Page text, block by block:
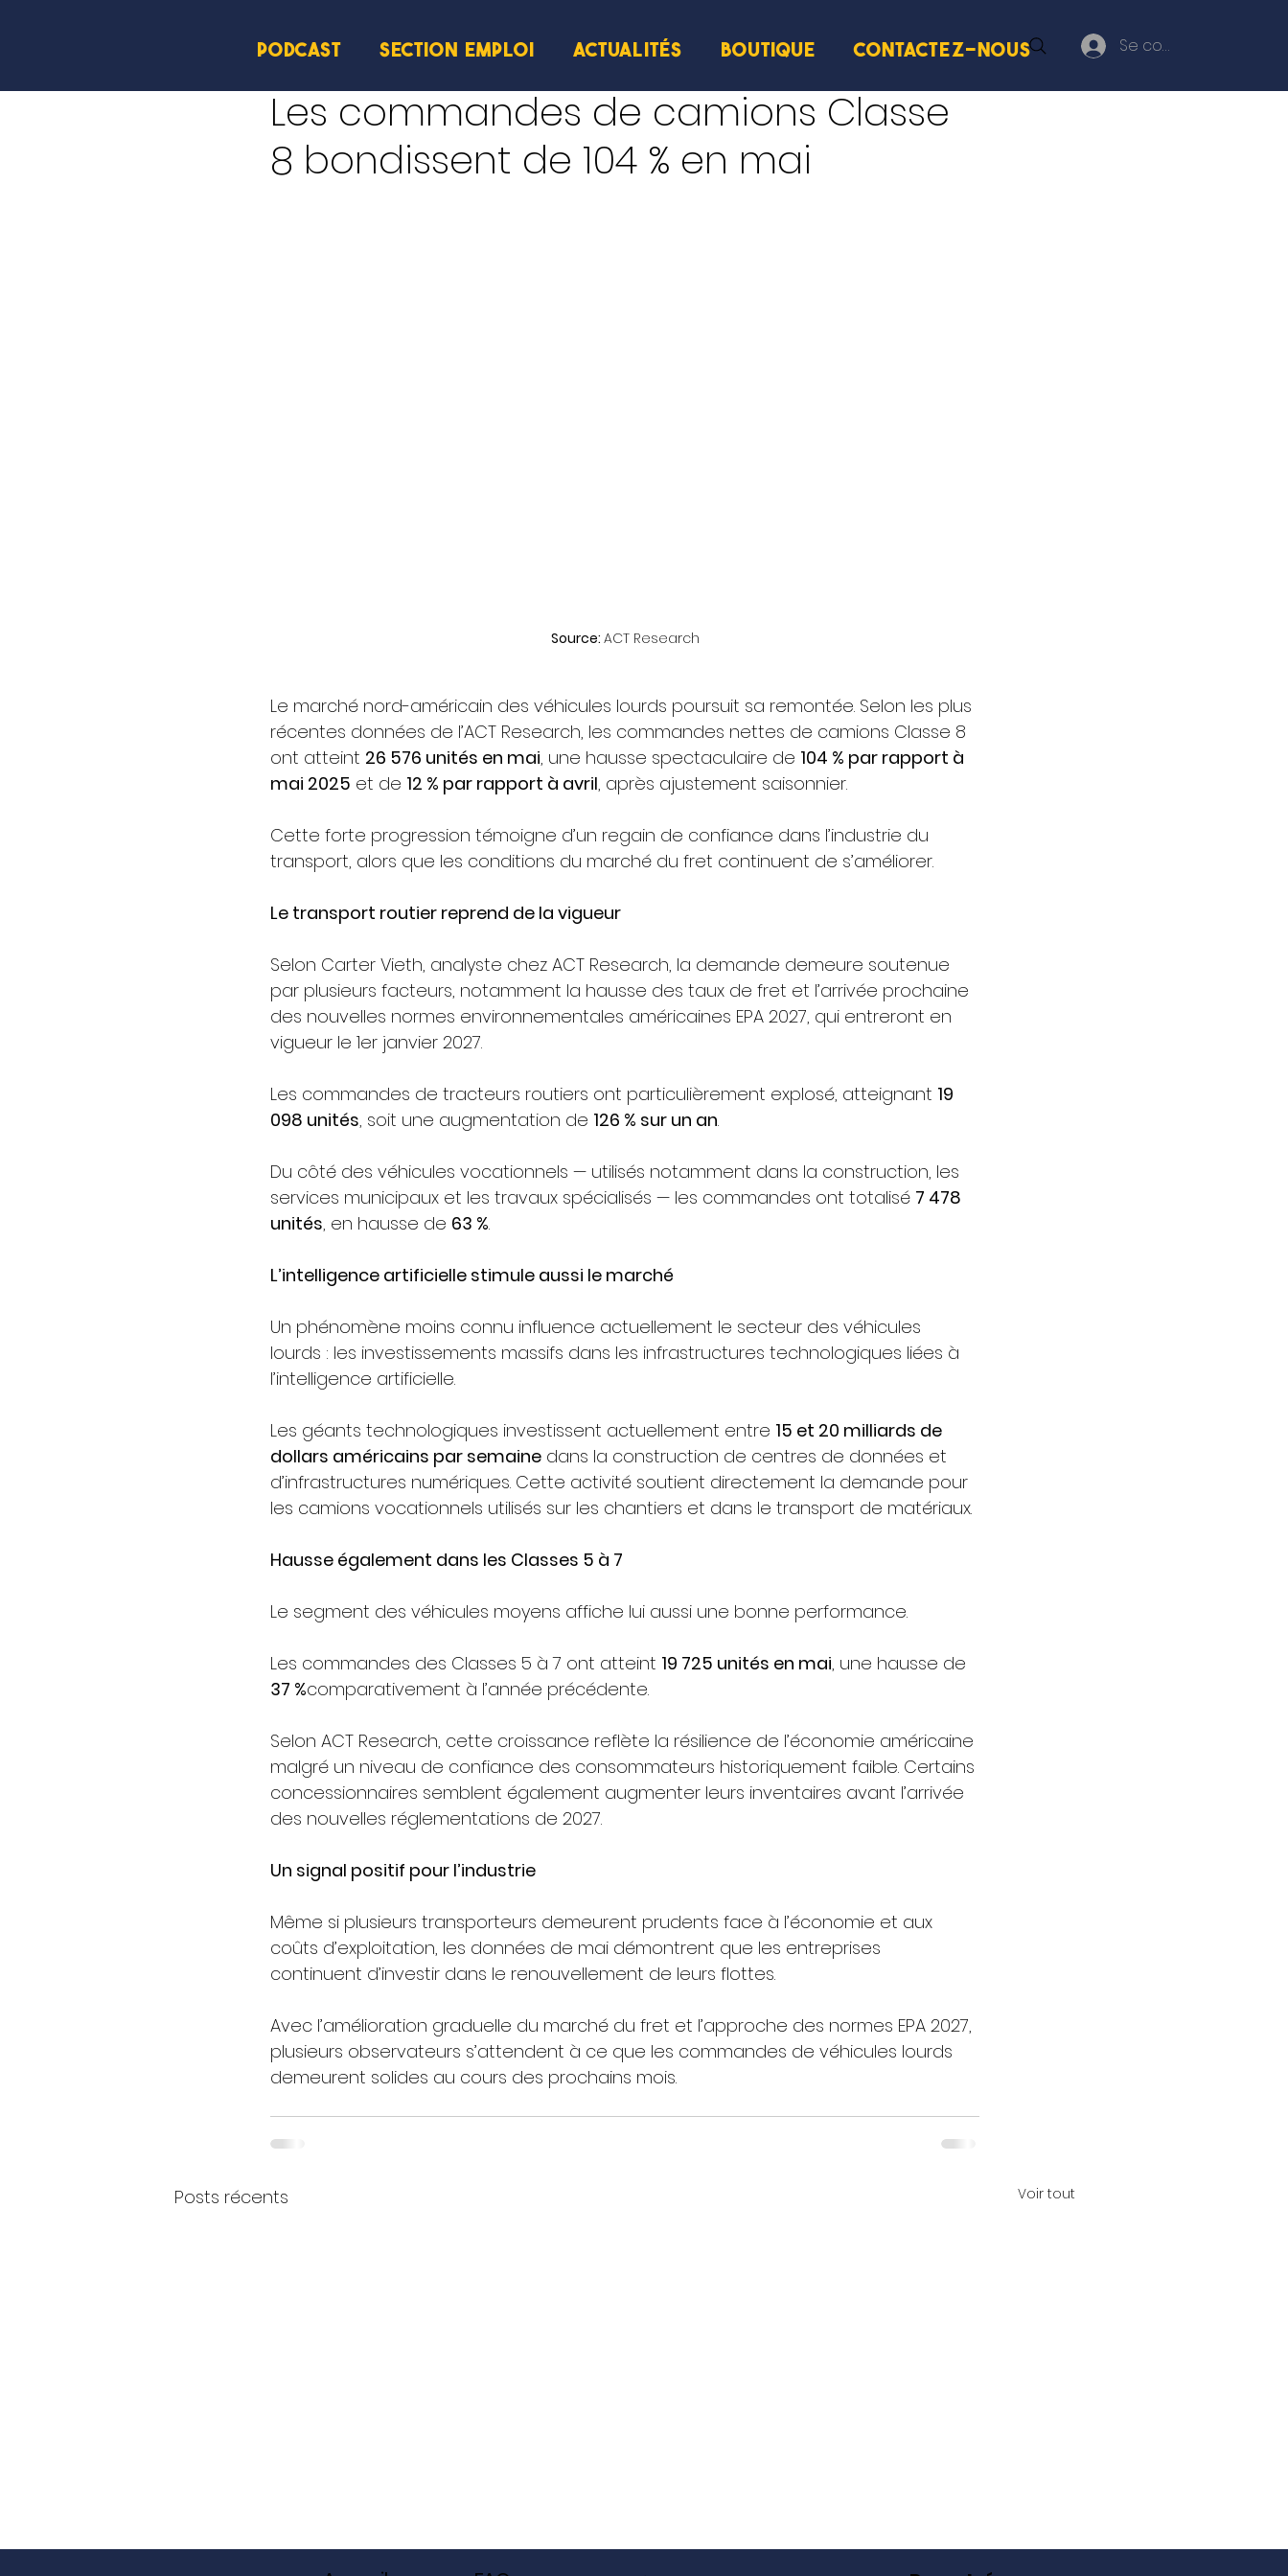
Se connecter
PODCAST SECTION EMPLOI ACTUALITÉS BOUTIQUE Contactez-nous
Les commandes de camions Classe
8 bondissent de 104 % en mai
Source: ACT Research
Le marché nord-américain des véhicules lourds poursuit sa remontée. Selon les plus
récentes données de l’ACT Research, les commandes nettes de camions Classe 8
ont atteint 26 576 unités en mai, une hausse spectaculaire de 104 % par rapport à
mai 2025 et de 12 % par rapport à avril, après ajustement saisonnier.
Cette forte progression témoigne d’un regain de confiance dans l’industrie du
transport, alors que les conditions du marché du fret continuent de s’améliorer.
Le transport routier reprend de la vigueur
Selon Carter Vieth, analyste chez ACT Research, la demande demeure soutenue
par plusieurs facteurs, notamment la hausse des taux de fret et l’arrivée prochaine
des nouvelles normes environnementales américaines EPA 2027, qui entreront en
vigueur le 1er janvier 2027.
Les commandes de tracteurs routiers ont particulièrement explosé, atteignant 19
098 unités, soit une augmentation de 126 % sur un an.
Du côté des véhicules vocationnels — utilisés notamment dans la construction, les
services municipaux et les travaux spécialisés — les commandes ont totalisé 7 478
unités, en hausse de 63 %.
L’intelligence artificielle stimule aussi le marché
Un phénomène moins connu influence actuellement le secteur des véhicules
lourds : les investissements massifs dans les infrastructures technologiques liées à
l’intelligence artificielle.
Les géants technologiques investissent actuellement entre 15 et 20 milliards de
dollars américains par semaine dans la construction de centres de données et
d’infrastructures numériques. Cette activité soutient directement la demande pour
les camions vocationnels utilisés sur les chantiers et dans le transport de matériaux.
Hausse également dans les Classes 5 à 7
Le segment des véhicules moyens affiche lui aussi une bonne performance.
Les commandes des Classes 5 à 7 ont atteint 19 725 unités en mai, une hausse de
37 %comparativement à l’année précédente.
Selon ACT Research, cette croissance reflète la résilience de l’économie américaine
malgré un niveau de confiance des consommateurs historiquement faible. Certains
concessionnaires semblent également augmenter leurs inventaires avant l’arrivée
des nouvelles réglementations de 2027.
Un signal positif pour l’industrie
Même si plusieurs transporteurs demeurent prudents face à l’économie et aux
coûts d’exploitation, les données de mai démontrent que les entreprises
continuent d’investir dans le renouvellement de leurs flottes.
Avec l’amélioration graduelle du marché du fret et l’approche des normes EPA 2027,
plusieurs observateurs s’attendent à ce que les commandes de véhicules lourds
demeurent solides au cours des prochains mois.
Posts récents Voir tout